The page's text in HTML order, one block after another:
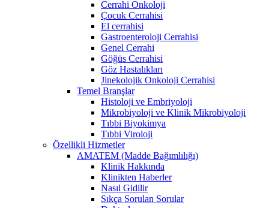
Cerrahi Onkoloji
Çocuk Cerrahisi
El cerrahisi
Gastroenteroloji Cerrahisi
Genel Cerrahi
Göğüs Cerrahisi
Göz Hastalıkları
Jinekolojik Onkoloji Cerrahisi
Temel Branşlar
Histoloji ve Embriyoloji
Mikrobiyoloji ve Klinik Mikrobiyoloji
Tıbbi Biyokimya
Tıbbi Viroloji
Özellikli Hizmetler
AMATEM (Madde Bağımlılığı)
Klinik Hakkında
Klinikten Haberler
Nasıl Gidilir
Sıkça Sorulan Sorular